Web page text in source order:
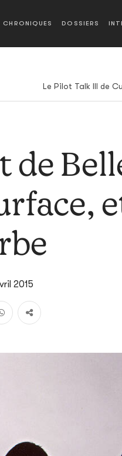
CHRONIQUES DOSSIERS
Le Pilot Talk III de
de
2015